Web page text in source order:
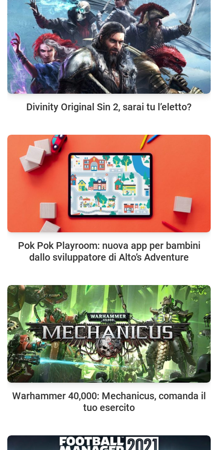
Divinity Original Sin 2, sarai tu l’eletto?
Pok Pok Playroom: nuova app per bambini
dallo sviluppatore di Alto’s Adventure
Warhammer 40,000: Mechanicus, comanda il
tuo esercito